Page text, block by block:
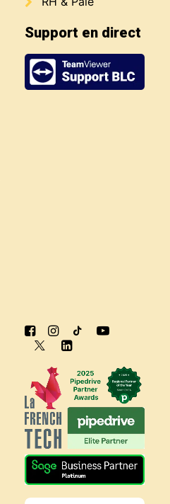
Support en direct